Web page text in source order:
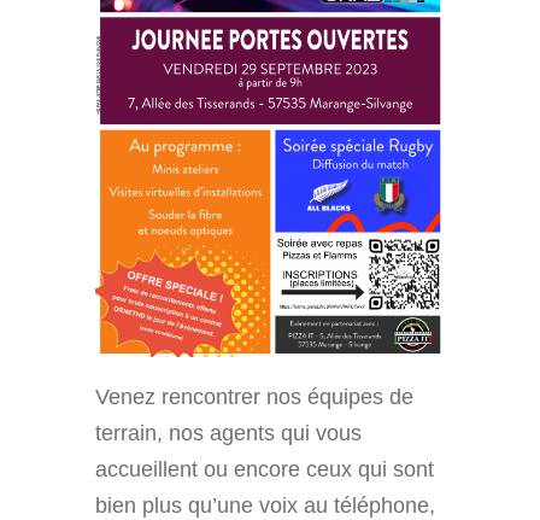
Venez rencontrer nos équipes de
terrain, nos agents qui vous
accueillent ou encore ceux qui sont
bien plus qu’une voix au téléphone,